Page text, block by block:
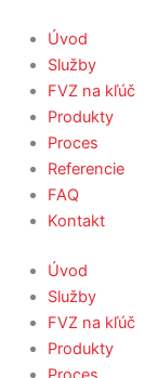
Úvod
Služby
FVZ na kľúč
Produkty
Proces
Referencie
FAQ
Kontakt
Úvod
Služby
FVZ na kľúč
Produkty